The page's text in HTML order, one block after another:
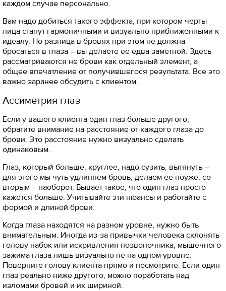
каждом случае персонально.
Вам надо добиться такого эффекта, при котором черты
лица станут гармоничными и визуально приближенными к
идеалу. Но разница в бровях при этом не должна
бросаться в глаза – вы делаете ее едва заметной. Здесь
рассматриваются не брови как отдельный элемент, а
общее впечатление от получившегося результата. Все это
важно заранее обсудить с клиентом.
Ассиметрия глаз
Если у вашего клиента один глаз больше другого,
обратите внимание на расстояние от каждого глаза до
брови. Это расстояние нужно визуально сделать
одинаковым.
Глаз, который больше, круглее, надо сузить, вытянуть –
для этого мы чуть удлиняем бровь, делаем ее поуже, со
вторым – наоборот. Бывает такое, что один глаз просто
кажется больше. Учитывайте эти нюансы и работайте с
формой и длиной брови.
Когда глаза находятся на разном уровне, нужно быть
внимательным. Иногда из-за привычки человека склонять
голову набок или искривления позвоночника, мышечного
зажима глаза лишь визуально не на одном уровне.
Поверните голову клиента прямо и посмотрите. Если один
глаз реально ниже другого, можно поработать над
изломами бровей и их шириной.